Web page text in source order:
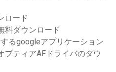
ロード
料ダウンロード
るgoogleアプリケーション
プティアAFドライバのダウ